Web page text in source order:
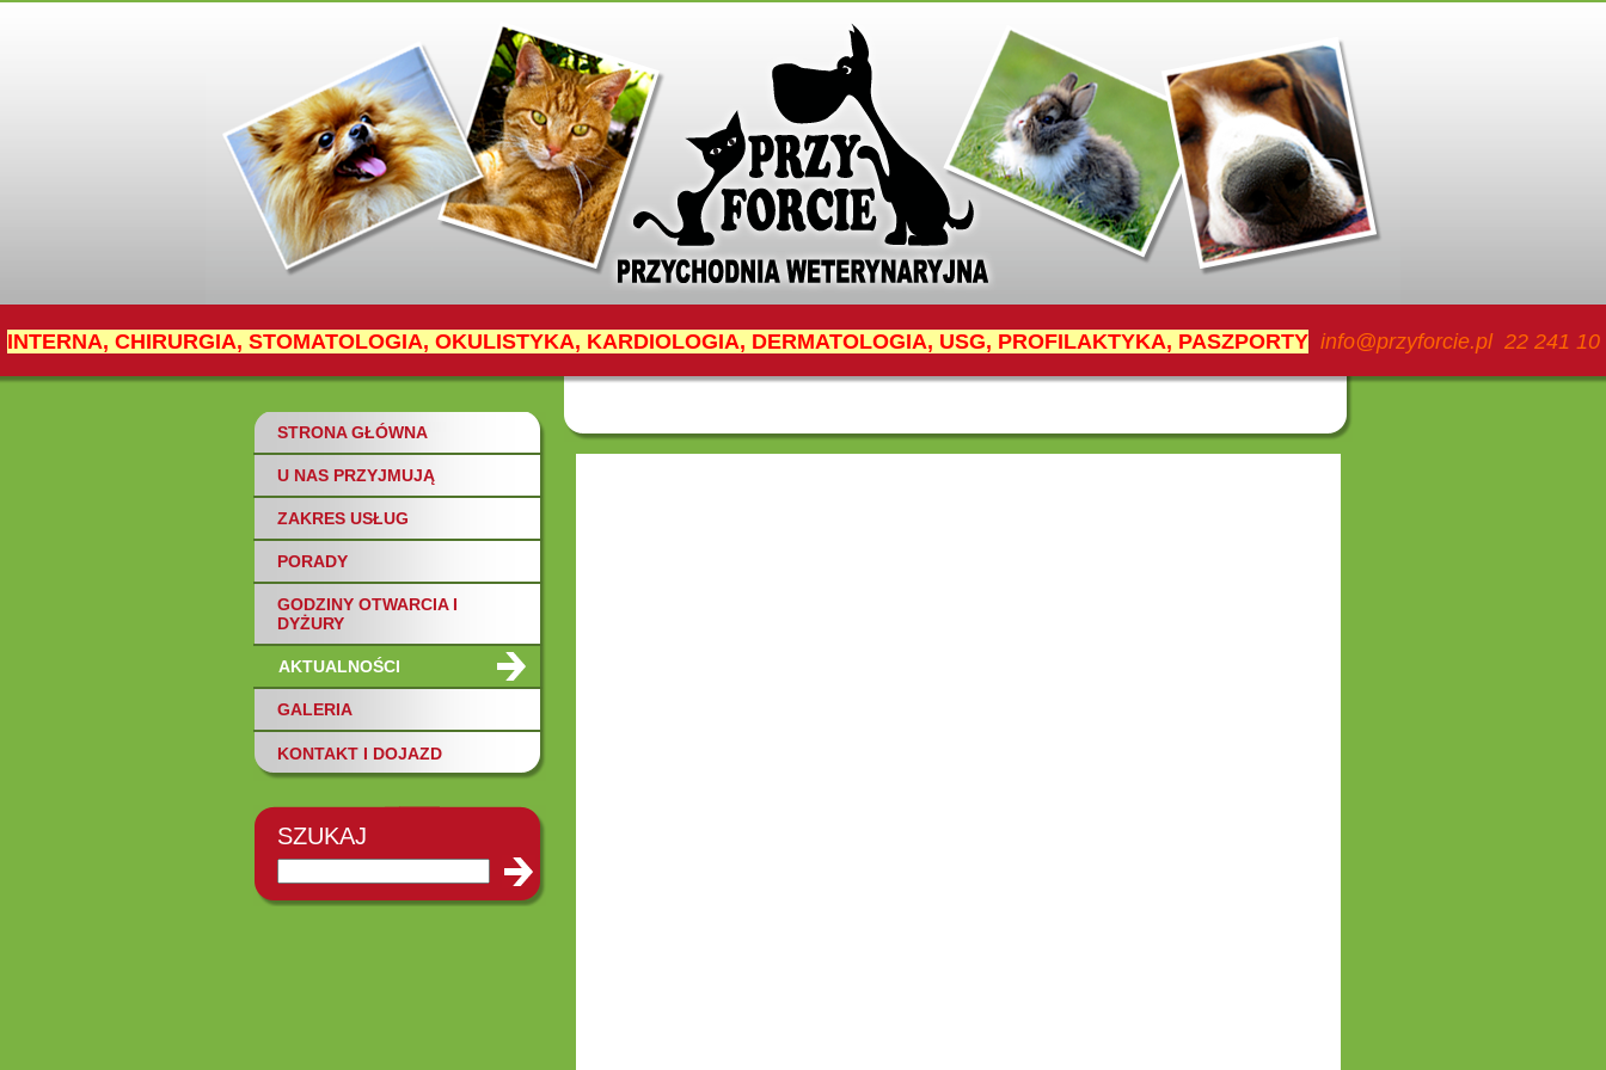
INTERNA, CHIRURGIA, STOMATOLOGIA, OKULISTYKA, KARDIOLOGIA, DERMATOLOGIA, USG, PROFILAKTYKA, PASZPORTY info@przyforcie.pl 22 241 10
STRONA GŁÓWNA
U NAS PRZYJMUJĄ
ZAKRES USŁUG
PORADY
GODZINY OTWARCIA I
DYŻURY
AKTUALNOŚCI
GALERIA
KONTAKT I DOJAZD
SZUKAJ